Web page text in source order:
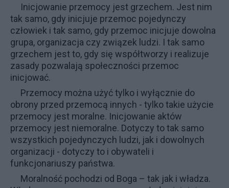
Inicjowanie przemocy jest grzechem. Jest nim
tak samo, gdy inicjuje przemoc pojedynczy
człowiek i tak samo, gdy przemoc inicjuje dowolna
grupa, organizacja czy związek ludzi. I tak samo
grzechem jest to, gdy się współtworzy i realizuje
zasady pozwalają społeczności przemoc
inicjować.
Przemocy można użyć tylko i wyłącznie do
obrony przed przemocą innych - tylko takie użycie
przemocy jest moralne. Inicjowanie aktów
przemocy jest niemoralne. Dotyczy to tak samo
wszystkich pojedynczych ludzi, jak i dowolnych
organizacji - dotyczy to i obywateli i
funkcjonariuszy państwa.
Moralność pochodzi od Boga – tak jak i władza.